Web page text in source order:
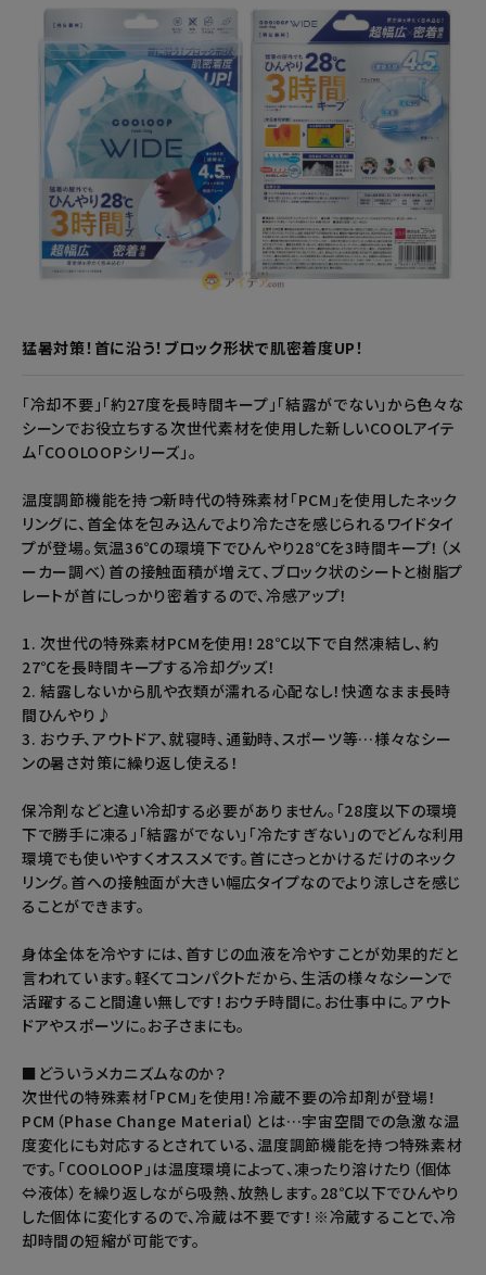
猛暑対策！首に沿う！ブロック形状で肌密着度UP！
「冷却不要」「約27度を長時間キープ」「結露がでない」から色々な
シーンでお役立ちする次世代素材を使用した新しいCOOLアイテ
ム「COOLOOPシリーズ」。
温度調節機能を持つ新時代の特殊素材「PCM」を使用したネック
リングに、首全体を包み込んでより冷たさを感じられるワイドタイ
プが登場。気温36℃の環境下でひんやり28℃を3時間キープ！（メ
ーカー調べ）首の接触面積が増えて、ブロック状のシートと樹脂プ
レートが首にしっかり密着するので、冷感アップ！
1. 次世代の特殊素材PCMを使用！28℃以下で自然凍結し、約
27℃を長時間キープする冷却グッズ！
2. 結露しないから肌や衣類が濡れる心配なし！快適なまま長時
間ひんやり♪
3. おウチ、アウトドア、就寝時、通勤時、スポーツ等…様々なシー
ンの暑さ対策に繰り返し使える！
保冷剤などと違い冷却する必要がありません。「28度以下の環境
下で勝手に凍る」「結露がでない」「冷たすぎない」のでどんな利用
環境でも使いやすくオススメです。首にさっとかけるだけのネック
リング。首への接触面が大きい幅広タイプなのでより涼しさを感じ
ることができます。
身体全体を冷やすには、首すじの血液を冷やすことが効果的だと
言われています。軽くてコンパクトだから、生活の様々なシーンで
活躍すること間違い無しです！おウチ時間に。お仕事中に。アウト
ドアやスポーツに。お子さまにも。
■どういうメカニズムなのか？
次世代の特殊素材「PCM」を使用！冷蔵不要の冷却剤が登場！
PCM（Phase Change Material）とは…宇宙空間での急激な温
度変化にも対応するとされている、温度調節機能を持つ特殊素材
です。「COOLOOP」は温度環境によって、凍ったり溶けたり（個体
⇔液体）を繰り返しながら吸熱、放熱します。28℃以下でひんやり
した個体に変化するので、冷蔵は不要です！※冷蔵することで、冷
却時間の短縮が可能です。